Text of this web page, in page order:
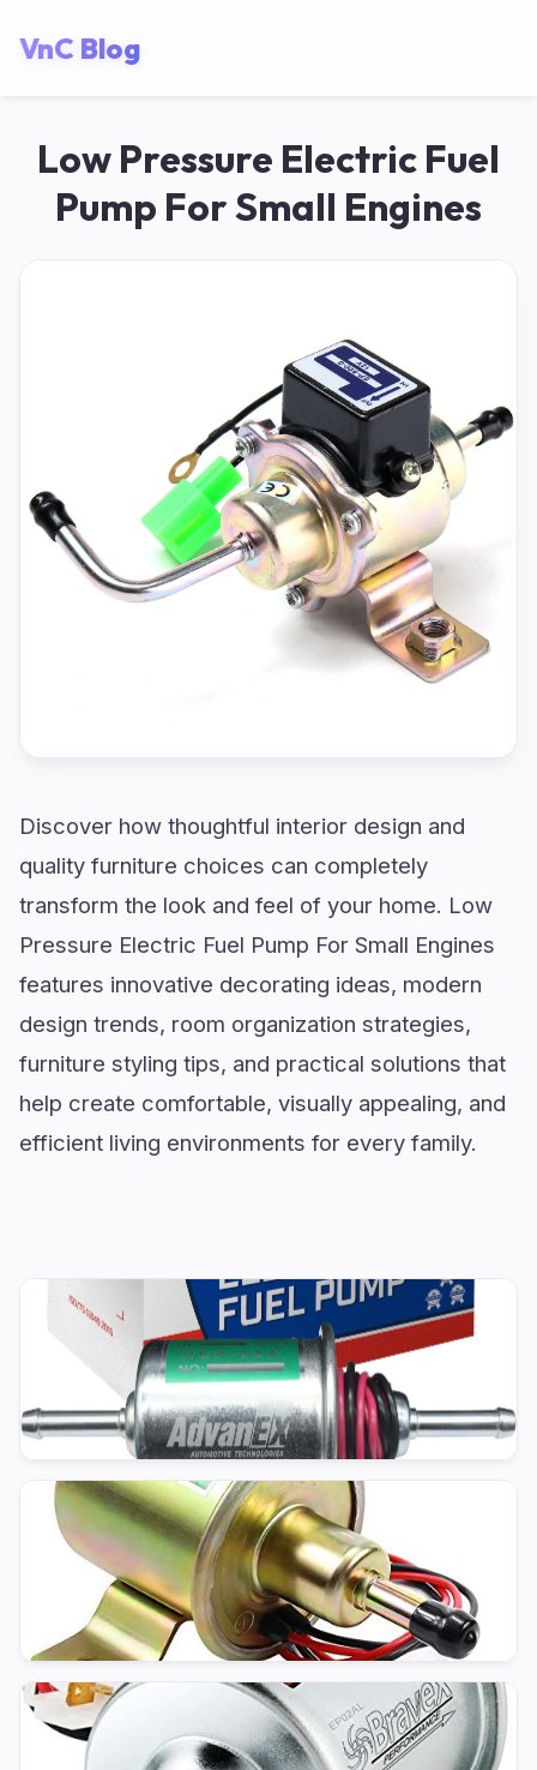
VnC Blog
Low Pressure Electric Fuel
Pump For Small Engines
Discover how thoughtful interior design and
quality furniture choices can completely
transform the look and feel of your home. Low
Pressure Electric Fuel Pump For Small Engines
features innovative decorating ideas, modern
design trends, room organization strategies,
furniture styling tips, and practical solutions that
help create comfortable, visually appealing, and
efficient living environments for every family.